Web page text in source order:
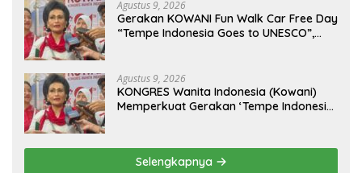
Agustus 9, 2026
Gerakan KOWANI Fun Walk Car Free Day
“Tempe Indonesia Goes to UNESCO”,
Agustus 9, 2026
KONGRES Wanita Indonesia (Kowani)
Memperkuat Gerakan ‘Tempe Indonesia
Selengkapnya